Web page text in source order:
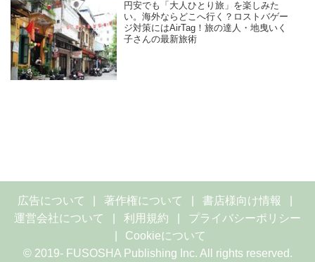
円安でも「大人ひとり旅」を楽しみた
い。海外ならどこへ行く？ロストバゲー
ジ対策にはAirTag！旅の達人・地曳いく
子さんの最新旅術
広告について 著作権について
書店様向け情報
運営会社について
利用規約
プライバシーポリシー
Cookieについて
© 2019- FUSOSHA Publishing Inc. All rights reserved.